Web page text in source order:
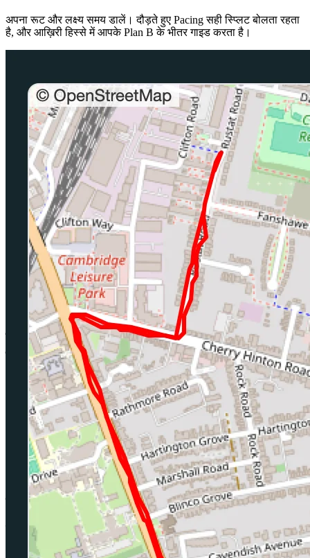
अपना रूट और लक्ष्य समय डालें। दौड़ते हुए Pacing सही स्प्लिट बोलता रहता
है, और आख़िरी हिस्से में आपके Plan B के भीतर गाइड करता है।
हर रन से पहले, उसके दौरान और उसके बाद ज़्यादा
नियंत्रण।
आपकी वर्कआउट लाइब्रेरी
अपने बनाए वर्कआउट सेव करें और जब चाहें दोबारा दौड़ें।
हर स्प्लिट सटीक करें
पेस या हार्ट रेट। समय या दूरी। मील या किमी।